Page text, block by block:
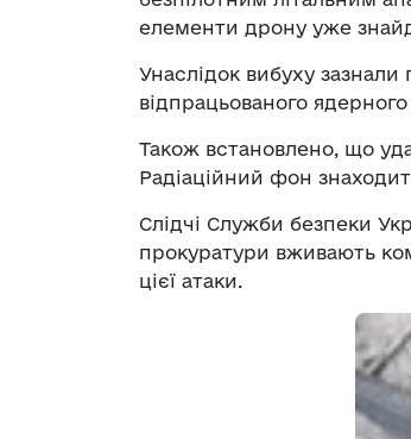
елементи дрону уже
Унаслідок вибуху
відпрацьованого
Також встановлено, що
Радіаційний фон
Слідчі Служби безпеки
прокуратури вживають
цієї атаки.